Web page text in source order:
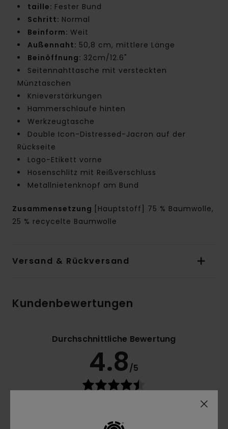
taille: Fester Bund
Schritt: Normal
Beinform: Weit
Außennaht: 50,8 cm, mittlere Länge
Beinöffnung: 32cm/12.6"
Seitennahttasche mit versteckten
Münztaschen
Knieverstärkungen
Hammerschlaufe hinten
Werkzeugtasche
Double Icon-Distressed-Jacron auf der
Rückseite
Logo-Etikett vorne
Hosenschlitz mit Reißverschluss
Metallnietenknopf am Bund
Zusammensetzung
[Hauptstoff] 75 % Baumwolle,
25 % recycelte Baumwolle
Versand & Rückversand
Kundenbewertungen
Durchschnittliche Bewertung
4.8/5
seit März